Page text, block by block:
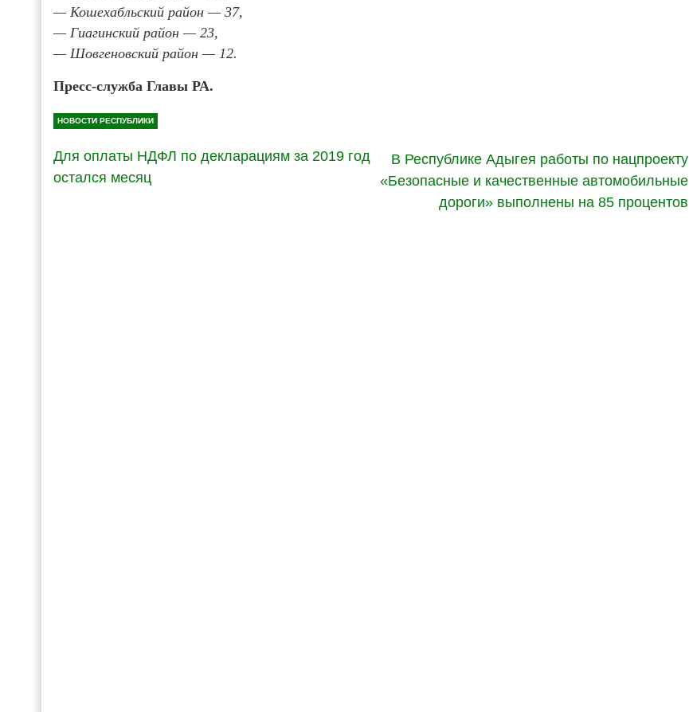
— Кошехабльский район — 37,
— Гиагинский район — 23,
— Шовгеновский район — 12.
Пресс-служба Главы РА.
НОВОСТИ РЕСПУБЛИКИ
Для оплаты НДФЛ по декларациям за 2019 год
остался месяц
В Республике Адыгея работы по нацпроекту
«Безопасные и качественные автомобильные
дороги» выполнены на 85 процентов